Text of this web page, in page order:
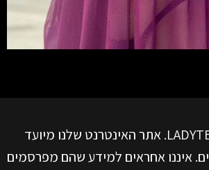
© LADYTELAVIV 2025. אתר האינטרנט שלנו מיועד
איננו אחראים למידע שהם מפרסמים